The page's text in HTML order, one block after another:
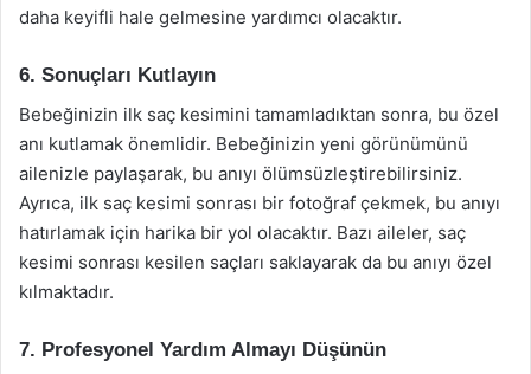
daha keyifli hale gelmesine yardımcı olacaktır.
6. Sonuçları Kutlayın
Bebeğinizin ilk saç kesimini tamamladıktan sonra, bu özel
anı kutlamak önemlidir. Bebeğinizin yeni görünümünü
ailenizle paylaşarak, bu anıyı ölümsüzleştirebilirsiniz.
Ayrıca, ilk saç kesimi sonrası bir fotoğraf çekmek, bu anıyı
hatırlamak için harika bir yol olacaktır. Bazı aileler, saç
kesimi sonrası kesilen saçları saklayarak da bu anıyı özel
kılmaktadır.
7. Profesyonel Yardım Almayı Düşünün